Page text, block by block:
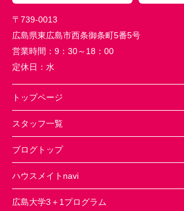
〒739-0013
広島県東広島市西条御条町5番5号
営業時間： 9：30～18：00
定休日： 水
トップページ
スタッフ一覧
ブログトップ
ハウスメイトnavi
広島大学3＋1プログラム